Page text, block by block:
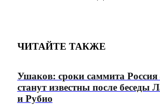
ЧИТАЙТЕ ТАКЖЕ
Ушаков: сроки саммита
станут известны после беседы
и Рубио